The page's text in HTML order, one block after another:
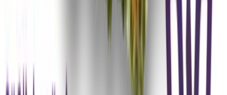
Marken